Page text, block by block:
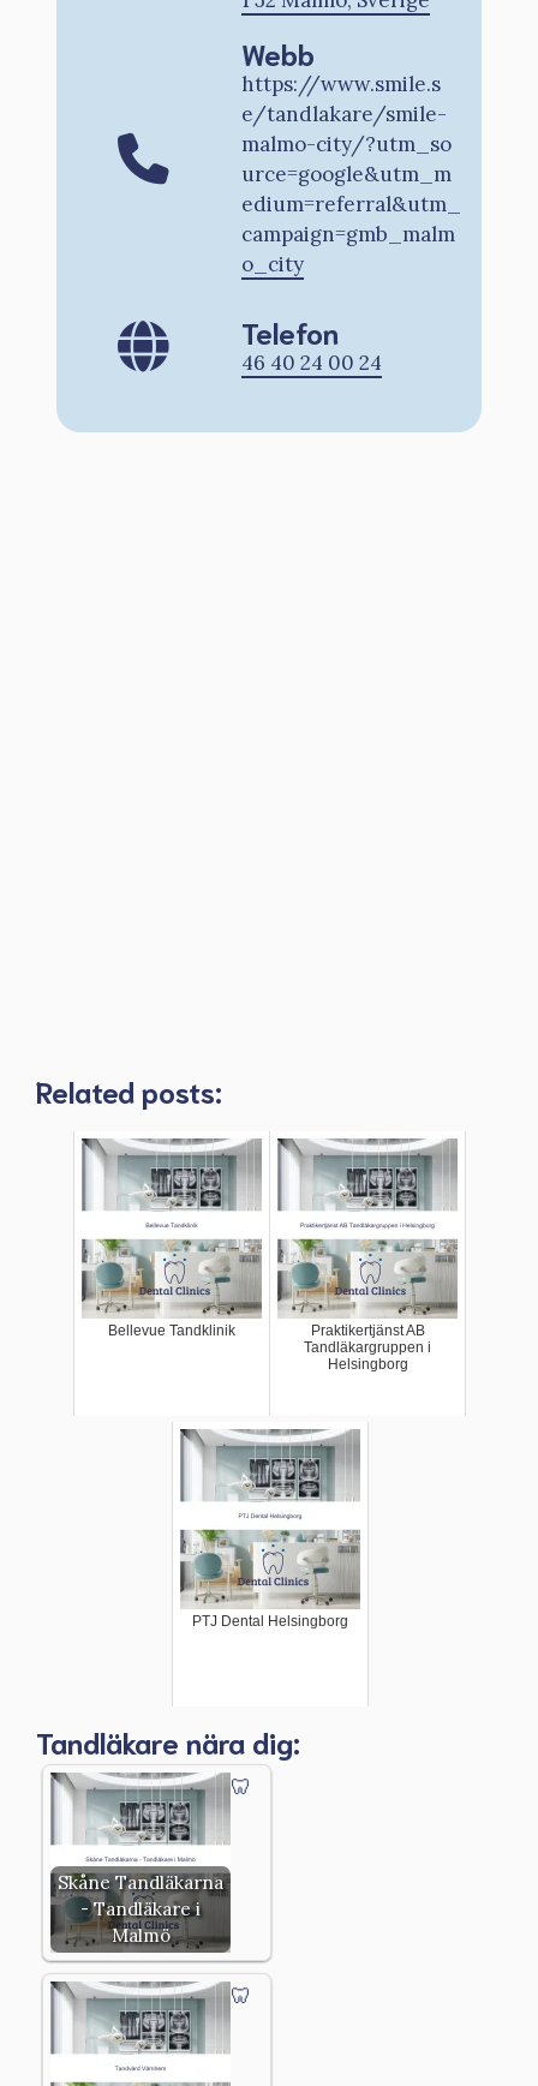
Webb
https://www.smile.s
e/tandlakare/smile-
malmo-city/?utm_so
urce=google&utm_m
edium=referral&utm_
campaign=gmb_malm
o_city
Telefon
46 40 24 00 24
Related posts:
Bellevue Tandklinik
Praktikertjänst AB
Tandläkargruppen i
Helsingborg
PTJ Dental Helsingborg
Tandläkare nära dig:
Skåne Tandläkarna
- Tandläkare i
Malmö